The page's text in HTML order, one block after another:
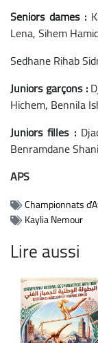
Seniors dames :
Lena, Sihem
Sedhane Rihab
Juniors garçons :
Hichem, Bennila
Juniors filles :
Benramdane
APS
Championnats
Kaylia Nemour
Lire aussi